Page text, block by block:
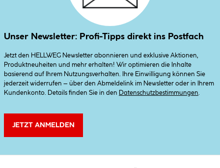
Unser Newsletter: Profi-Tipps direkt ins Postfach
Jetzt den HELLWEG Newsletter abonnieren und exklusive Aktionen,
Produktneuheiten und mehr erhalten! Wir optimieren die Inhalte
basierend auf Ihrem Nutzungsverhalten. Ihre Einwilligung können Sie
jederzeit widerrufen – über den Abmeldelink im Newsletter oder in Ihrem
Kundenkonto. Details finden Sie in den
Datenschutzbestimmungen
JETZT ANMELDEN